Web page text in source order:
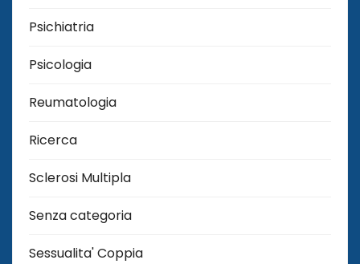
Psichiatria
Psicologia
Reumatologia
Ricerca
Sclerosi Multipla
Senza categoria
Sessualita' Coppia